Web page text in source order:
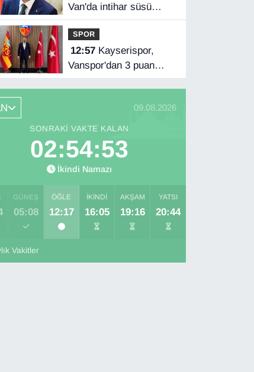
Van'da intihar süsü
verilen olay aydınlatıldı
SPOR
12:57Kayserispor,
Vanspor'dan 3 puan
istiyor
09.08.2026
SONRAKI VAKTE KALAN
02:54:52
İkindi Namazı
GÜNEŞ
05:08
ÖĞLE
12:17
İKINDI
16:05
AKŞAM
19:16
YATSI
20:44
Vakitler